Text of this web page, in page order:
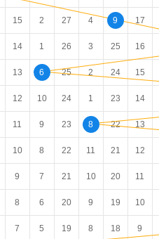
15 2 27 4 9 17
14 1 26 3 25 16
13 6 25 2 24 15
12 10 24 1 23 14
11 9 23 8 22 13
10 8 22 11 21 12
9 7 21 10 20 11
8 6 20 9 19 10
7 5 19 8 18 9